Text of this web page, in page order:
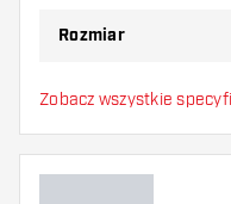
piórek, aby
Rozmiar
Typ
Zobacz wszystkie